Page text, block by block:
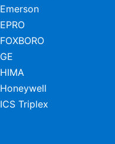
Emerson
EPRO
FOXBORO
GE
HIMA
Honeywell
ICS Triplex